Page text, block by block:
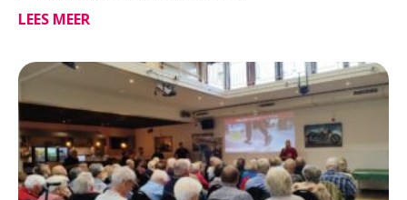
LEES MEER